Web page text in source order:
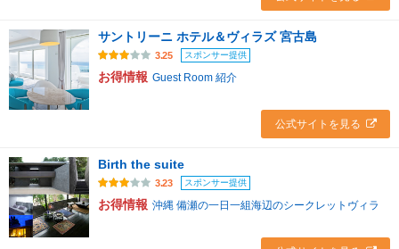
サントリーニ ホテル＆ヴィラズ 宮古島
3.25 スポンサー提供
お得情報 Guest Room 紹介
公式サイトを見る
Birth the suite
3.23 スポンサー提供
お得情報 沖縄 備瀬の一日一組海辺のシークレットヴィラ